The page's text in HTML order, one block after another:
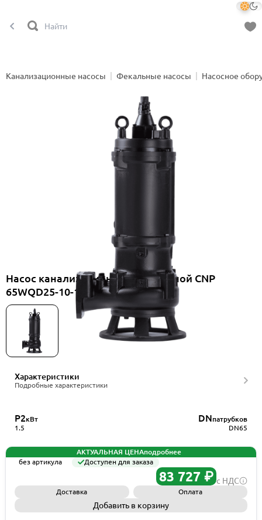
Канализационные насосы Фекальные насосы Насосное
Насос канализационный погружной CNP
65WQD25-10-1.5AC(I)+TOS-65
Характеристики
Подробные характеристики
P2кВт
1.5
DNпатрубков
DN65
АКТУАЛЬНАЯ ЦЕНАподробнее
без артикула
Доступен для заказа
83 727 ₽ с НДС
Доставка Оплата
Добавить в корзину